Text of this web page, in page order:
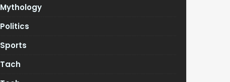
Mythology
Politics
Sports
Tach